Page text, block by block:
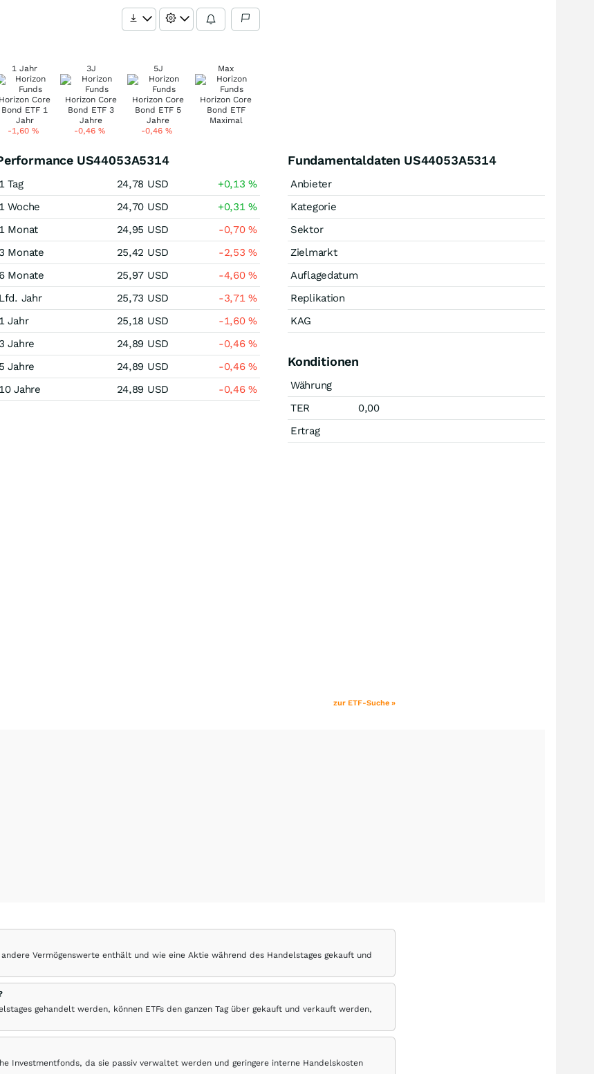
1 Jahr
-1,60%
3J
-0,46%
5J
-0,46%
Max
US44053A5314
1 Tag 24,78 USD +0,13%
1 Woche
24,70 USD +0,31%
1 Monat
24,95 USD -0,70%
3 Monate
25,42 USD -2,53%
6 Monate
25,97 USD -4,60%
Lfd. Jahr
25,73 USD -3,71%
1 Jahr
25,18 USD -1,60%
3 Jahre
24,89 USD -0,46%
5 Jahre
24,89 USD -0,46%
10 Jahre
24,89 USD -0,46%
Fundamentaldaten US44053A5314
Anbieter
Kategorie
Sektor
Zielmarkt
Auflagedatum
Replikation
KAG
Konditionen
Währung
TER
0,00
Ertrag
zur ETF-Suche »
Vermögenswerte enthält und wie eine Aktie während des Handelstages gekauft und
gehandelt werden, können ETFs den ganzen Tag über gekauft und verkauft werden,
Investmentfonds, da sie passiv verwaltet werden und geringere interne Handelskosten